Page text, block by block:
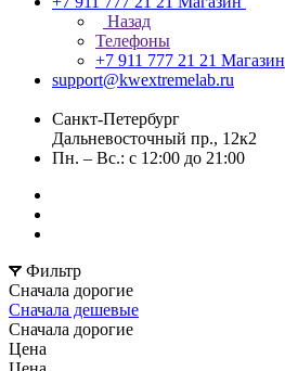
Назад
Телефоны
+7 911 777 21 21 Магазин
support@kwextremelab.ru
Санкт-Петербург
Дальневосточный пр., 12к2
Пн. – Вс.: с 12:00 до 21:00
Фильтр
Сначала дорогие
Сначала дешевые
Сначала дорогие
Цена